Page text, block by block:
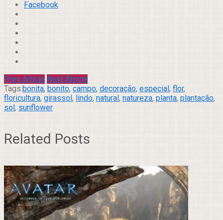
Facebook
Prev Article Next Article
Tags:bonita, bonito, campo, decoração, especial, flor,
floricultura, girassol, lindo, natural, natureza, planta, plantação,
sol, sunflower
Related Posts